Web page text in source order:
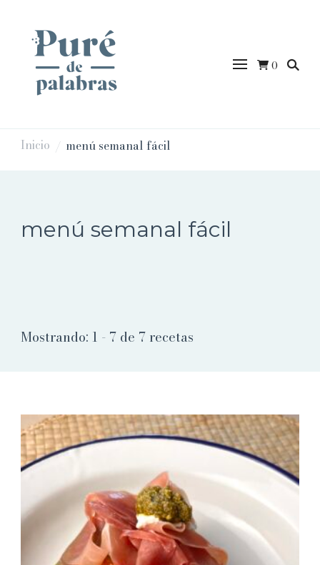
puredepalabras 0
Inicio / menú semanal fácil
menú semanal fácil
Mostrando: 1 - 7 de 7 recetas